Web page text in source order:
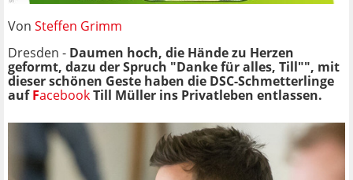
Von Steffen Grimm
Dresden - Daumen hoch, die Hände zu Herzen
geformt, dazu der Spruch "Danke für alles, Till"", mit
dieser schönen Geste haben die DSC-Schmetterlinge
aufFacebookTill Müller ins Privatleben entlassen.